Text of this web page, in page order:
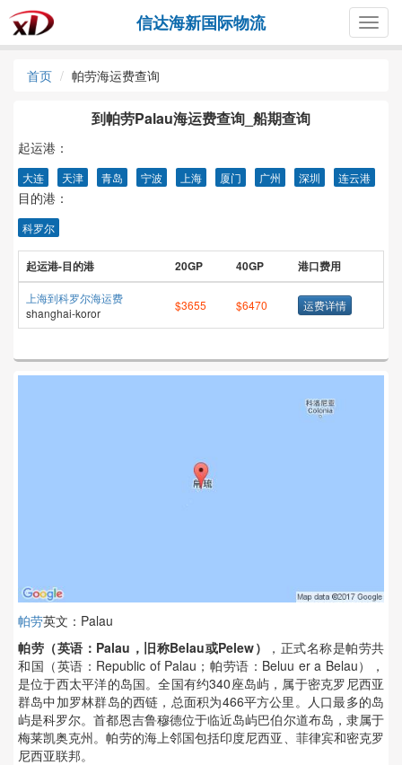
信达海新国际物流
首页 帕劳海运费查询
到帕劳Palau海运费查询_船期查询
起运港：
大连 天津 青岛 宁波 上海 厦门 广州 深圳 连云港
目的港：
科罗尔
起运港-目的港 20GP 40GP 港口费用
上海到科罗尔海运费
shanghai-koror
$3655 $6470 运费详情
帕劳英文：Palau
帕劳（英语：Palau，旧称Belau或Pelew）
，正式名称是帕劳共
和国（英语：Republic of Palau；帕劳语：Beluu er a Belau），
是位于西太平洋的岛国。全国有约340座岛屿，属于密克罗尼西亚
群岛中加罗林群岛的西链，总面积为466平方公里。人口最多的岛
屿是科罗尔。首都恩吉鲁穆德位于临近岛屿巴伯尔道布岛，隶属于
梅莱凯奥克州。帕劳的海上邻国包括印度尼西亚、菲律宾和密克罗
尼西亚联邦。